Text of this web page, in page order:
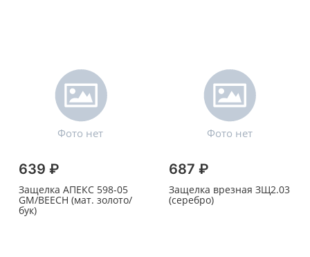
639 ₽
Защелка АПЕКС 598-05
GM/BEECH (мат. золото/
бук)
687 ₽
Защелка врезная ЗЩ2.03
(серебро)